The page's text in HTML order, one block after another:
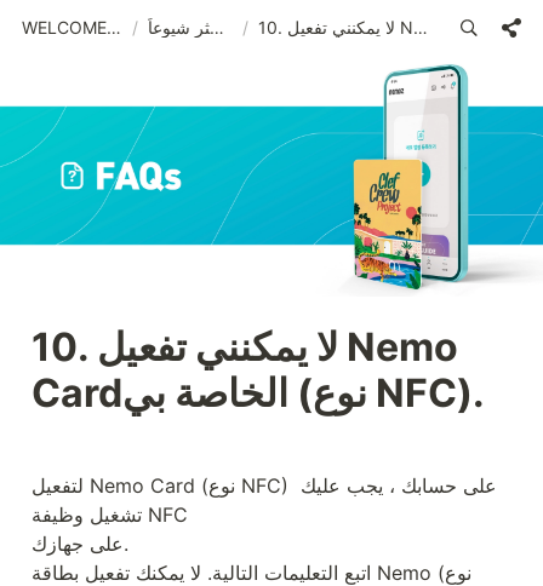
WELCOME (ARA)_old / الأسئلة الأكثر شيوعاً / 10. لا يمكنني تفعيل Nemo Cardالخاصة بي (نوع NFC).
10. لا يمكنني تفعيل Nemo
Cardالخاصة بي (نوع NFC).
لتفعيل Nemo Card (نوع NFC) على حسابك ، يجب عليك
تشغيل وظيفة NFC
على جهازك.
اتبع التعليمات التالية. لا يمكنك تفعيل بطاقة Nemo (نوع